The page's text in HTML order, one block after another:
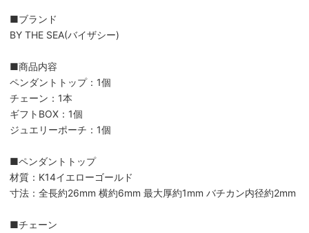
■ブランド
BY THE SEA(バイザシー)
■商品内容
ペンダントトップ：1個
チェーン：1本
ギフトBOX：1個
ジュエリーポーチ：1個
■ペンダントトップ
材質：K14イエローゴールド
寸法：全長約26mm 横約6mm 最大厚約1mm バチカン内径約2mm
■チェーン